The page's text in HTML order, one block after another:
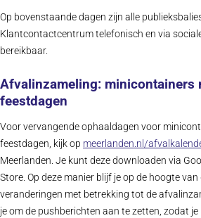
Op bovenstaande dagen zijn alle
Klantcontactcentrum telefonisch en via
bereikbaar.
Afvalinzameling: minicontainers
feestdagen
Voor vervangende ophaaldagen voor
feestdagen, kijk op meerlanden.nl/
Meerlanden. Je kunt deze downloaden via
Store. Op deze manier blijf je op de hoogte
veranderingen met betrekking tot de
je om de pushberichten aan te zetten, zodat je